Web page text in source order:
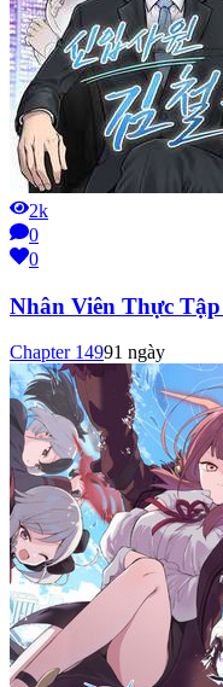
2k
0
0
Nhân Viên Thực
Chapter 14991 ngày